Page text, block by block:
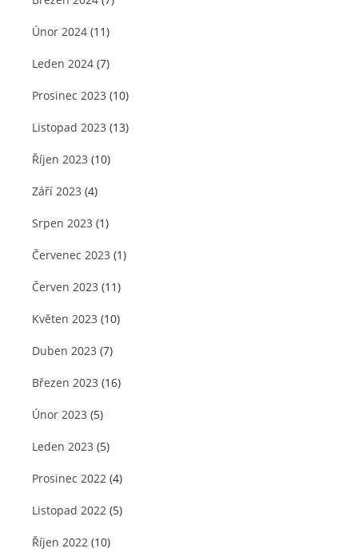
Únor 2024 (11)
Leden 2024 (7)
Prosinec 2023 (10)
Listopad 2023 (13)
Říjen 2023 (10)
Září 2023 (4)
Srpen 2023 (1)
Červenec 2023 (1)
Červen 2023 (11)
Květen 2023 (10)
Duben 2023 (7)
Březen 2023 (16)
Únor 2023 (5)
Leden 2023 (5)
Prosinec 2022 (4)
Listopad 2022 (5)
Říjen 2022 (10)